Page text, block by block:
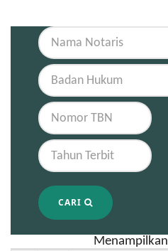
CARI
Menampilkan